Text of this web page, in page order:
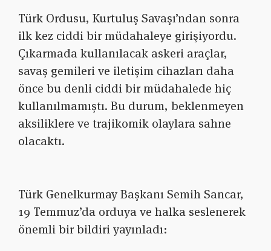
Türk Ordusu, Kurtuluş Savaşı’ndan sonra
ilk kez ciddi bir müdahaleye girişiyordu.
Çıkarmada kullanılacak askeri araçlar,
savaş gemileri ve iletişim cihazları daha
önce bu denli ciddi bir müdahalede hiç
kullanılmamıştı. Bu durum, beklenmeyen
aksiliklere ve trajikomik olaylara sahne
olacaktı.
Türk Genelkurmay Başkanı Semih Sancar,
19 Temmuz’da orduya ve halka seslenerek
önemli bir bildiri yayınladı: